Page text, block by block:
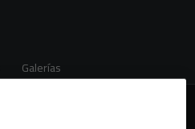
Galerías